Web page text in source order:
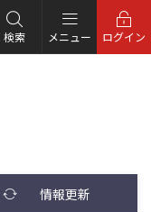
検索 メニュー ログイン
情報更新